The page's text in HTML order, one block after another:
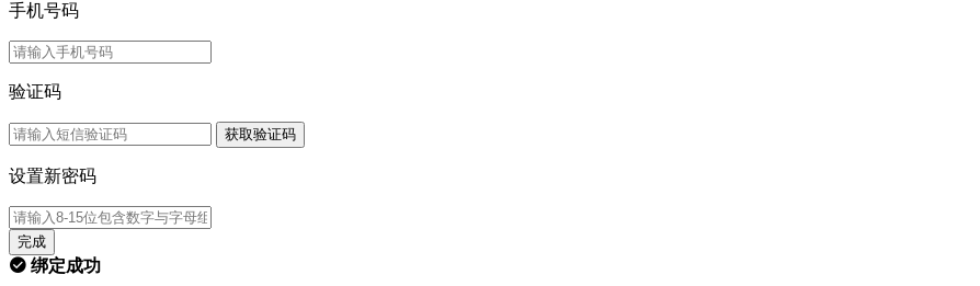
手机号码
验证码
获取验证码
设置新密码
完成
绑定成功